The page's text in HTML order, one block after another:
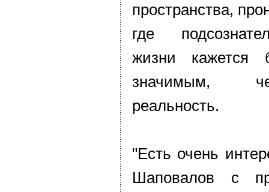
пространства,
где
жизни кажется
значимым,
реальность.
"Есть очень
Шаповалов с